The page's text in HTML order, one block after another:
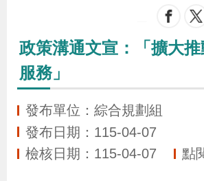
認
識
署
訊
政策溝通文宣：「擴大
服務」
發布單位：綜合規劃組
發布日期：115-04-07
檢核日期：115-04-07
點